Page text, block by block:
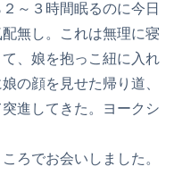
～３時間眠るのに今日
無し。これは無理に寝
、娘を抱っこ紐に入れ
の顔を見せた帰り道、
進してきた。ヨークシ
ろでお会いしました。